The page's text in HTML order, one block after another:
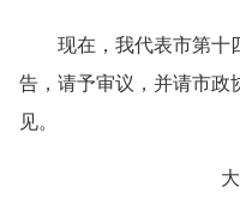
现在，我代表市第十
告，请予审议，并请市政
见。